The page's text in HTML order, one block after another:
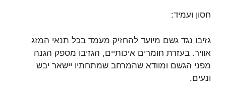
חסון ועמיד:
גזיבו נגד גשם מיועד להחזיק מעמד בכל תנאי המזג
אוויר. בעזרת חומרים איכותיים, הגזיבו מספק הגנה
מפני הגשם ומוודא שהמרחב שמתחתיו יישאר יבש
ונעים.